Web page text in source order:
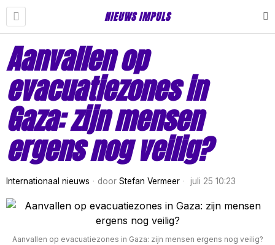
NIEUWS IMPULS
Aanvallen op
evacuatiezones in
Gaza: zijn mensen
ergens nog veilig?
Internationaal nieuws door Stefan Vermeer juli 25 10:23
Aanvallen op evacuatiezones in Gaza: zijn mensen ergens nog veilig?